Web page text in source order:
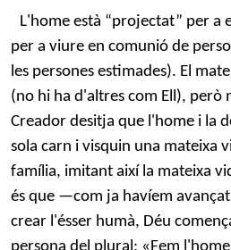
L'home està “projectat” per a
per a viure en comunió de
les persones estimades). El
(no hi ha d'altres com Ell), però
Creador desitja que l'home i la
sola carn i visquin una mateixa
família, imitant així la mateixa
és que —com ja havíem
crear l'ésser humà, Déu